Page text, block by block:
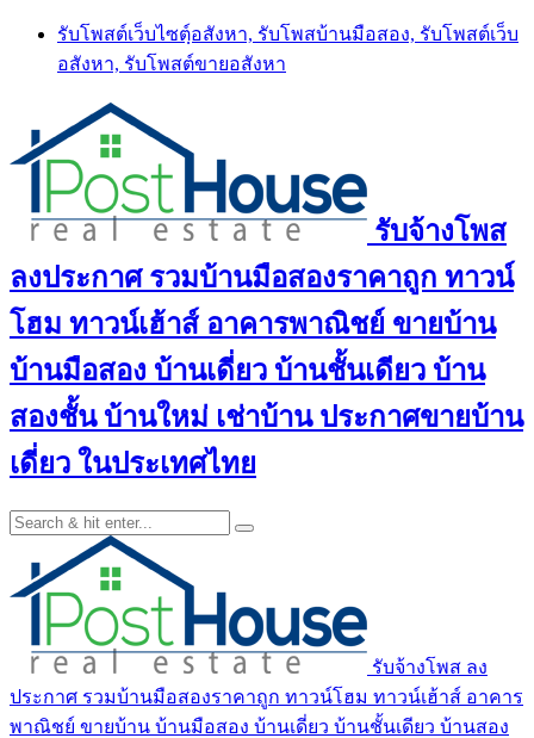
Skip
content
รับโพสต์เว็บไซตฺ์อสังหา, รับโพสบ้านมือสอง, รับโพสต์เว็บ
อสังหา, รับโพสต์ขายอสังหา
รับจ้างโพส
ลงประกาศ รวมบ้านมือสองราคาถูก ทาวน์
โฮม ทาวน์เฮ้าส์ อาคารพาณิชย์ ขายบ้าน
บ้านมือสอง บ้านเดี่ยว บ้านชั้นเดียว บ้าน
สองชั้น บ้านใหม่ เช่าบ้าน ประกาศขายบ้าน
เดี่ยว ในประเทศไทย
รับจ้างโพส ลง
ประกาศ รวมบ้านมือสองราคาถูก ทาวน์โฮม ทาวน์เฮ้าส์ อาคาร
พาณิชย์ ขายบ้าน บ้านมือสอง บ้านเดี่ยว บ้านชั้นเดียว บ้านสอง